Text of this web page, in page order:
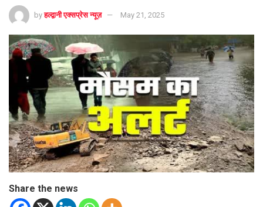
by हल्द्वानी एक्सप्रेस न्यूज़ May 21, 2025
Share the news